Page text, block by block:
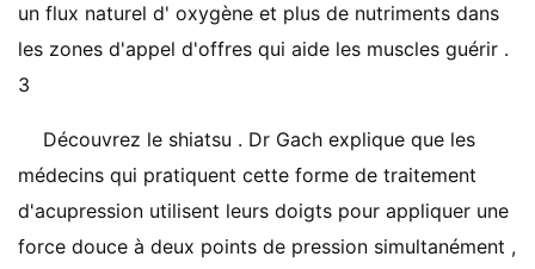
un flux naturel d' oxygène et plus de nutriments dans
les zones d'appel d'offres qui aide les muscles guérir .
3
Découvrez le shiatsu . Dr Gach explique que les
médecins qui pratiquent cette forme de traitement
d'acupression utilisent leurs doigts pour appliquer une
force douce à deux points de pression simultanément ,